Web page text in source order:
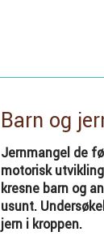
Barn og
Jernmangel de
motorisk
kresne barn og
usunt.
jern i kroppen.